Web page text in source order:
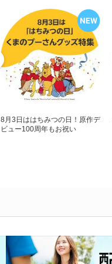
8月3日ははちみつの日！原作デ
ビュー100周年もお祝い